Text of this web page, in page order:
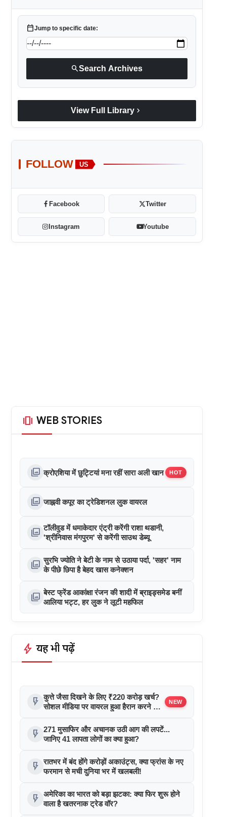
calendar_todayJump to specific date:
searchSearch Archives
View Full Library chevron_right
FOLLOW US
Facebook Twitter
Instagram Youtube
amp_stories WEB STORIES
photo_library क्रोएशिया में छुट्टियां मना रहीं सारा अली खान HOT
photo_library जाह्नवी कपूर का ट्रेडिशनल लुक वायरल
photo_library टॉलीवुड में धमाकेदार एंट्री करेंगी राशा थडानी,
'श्रीनिवास मंगपुरम' से करेंगी साउथ डेब्यू
photo_library सुरभि ज्योति ने बेटी के नाम से उठाया पर्दा, 'सहर' नाम
के पीछे छिपा है बेहद खास कनेक्शन
photo_library बेस्ट फ्रेंड आकांक्षा रंजन की शादी में ब्राइड्समेड बनीं
आलिया भट्ट, हर लुक ने लूटी महफिल
bolt यह भी पढ़ें
flash_on कुत्ते जैसा दिखने के लिए ₹220 करोड़ खर्च?
सोशल मीडिया पर वायरल हुआ हैरान करने वाला
NEW
flash_on 271 मुसाफिर और अचानक उठी आग की लपटें...
जानिए 41 लापता लोगों का क्या हुआ?
flash_on रातभर में बंद होंगे करोड़ों अकाउंट्स, क्या फ्रांस के नए
फरमान से मची दुनिया भर में खलबली!
flash_on अमेरिका का भारत को बड़ा झटका: क्या फिर शुरू होने
वाला है खतरनाक ट्रेड वॉर?